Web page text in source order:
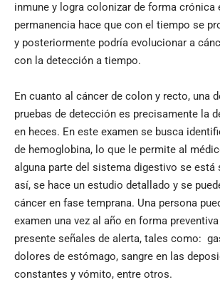
inmune y logra colonizar de forma
permanencia hace que con el tiempo se
y posteriormente podría evolucionar a
con la detección a tiempo.
En cuanto al cáncer de colon y recto, una
pruebas de detección es precisamente la
en heces. En este examen se busca
de hemoglobina, lo que le permite al
alguna parte del sistema digestivo se está
así, se hace un estudio detallado y se
cáncer en fase temprana. Una persona
examen una vez al año en forma
presente señales de alerta, tales como:
dolores de estómago, sangre en las
constantes y vómito, entre otros.